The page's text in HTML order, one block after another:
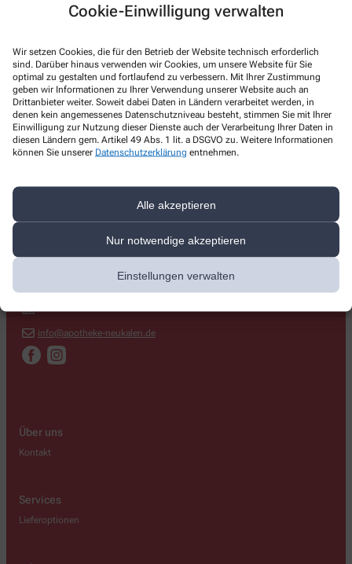
Cookie-Einwilligung verwalten
Wir setzen Cookies, die für den Betrieb der Website technisch erforderlich
sind. Darüber hinaus verwenden wir Cookies, um unsere Website für Sie
optimal zu gestalten und fortlaufend zu verbessern. Mit Ihrer Zustimmung
geben wir Informationen zu Ihrer Verwendung unserer Website auch an
Drittanbieter weiter. Soweit dabei Daten in Ländern verarbeitet werden, in
denen kein angemessenes Datenschutzniveau besteht, stimmen Sie mit Ihrer
Einwilligung zur Nutzung dieser Dienste auch der Verarbeitung Ihrer Daten in
diesen Ländern gem. Artikel 49 Abs. 1 lit. a DSGVO zu. Weitere Informationen
können Sie unserer Datenschutzerklärung entnehmen.
Alle akzeptieren
Nur notwendige akzeptieren
Einstellungen verwalten
Welcome to WordPress on Azure Sites. This is your first
post. Edit or delete it, then start writing!
Mehr Lesen
Rats-Apotheke
info@apotheke-neukalen.de
Über uns
Kontakt
Services
Lieferoptionen